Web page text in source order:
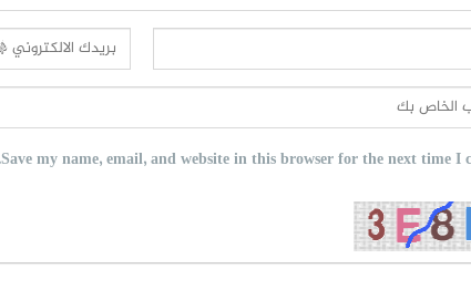
Save my name, email, and website in this browser for the next time I